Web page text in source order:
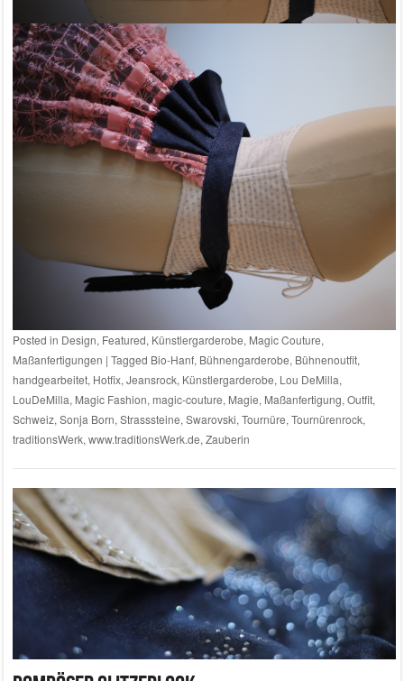
Posted in Design, Featured, Künstlergarderobe, Magic Couture,
Maßanfertigungen | Tagged Bio-Hanf, Bühnengarderobe, Bühnenoutfit,
handgearbeitet, Hotfix, Jeansrock, Künstlergarderobe, Lou DeMilla,
LouDeMilla, Magic Fashion, magic-couture, Magie, Maßanfertigung, Outfit,
Schweiz, Sonja Born, Strasssteine, Swarovski, Tournüre, Tournürenrock,
traditionsWerk, www.traditionsWerk.de, Zauberin